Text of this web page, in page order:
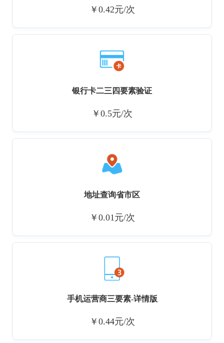
￥0.42元/次
银行卡二三四要素验证
￥0.5元/次
地址查询省市区
￥0.01元/次
手机运营商三要素-详情版
￥0.44元/次